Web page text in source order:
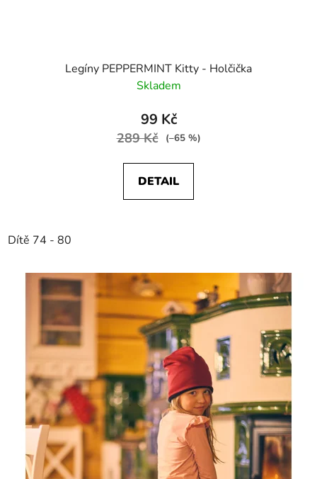
Legíny PEPPERMINT Kitty - Holčička
Skladem
99 Kč
289 Kč (–65 %)
DETAIL
Dítě 74 - 80